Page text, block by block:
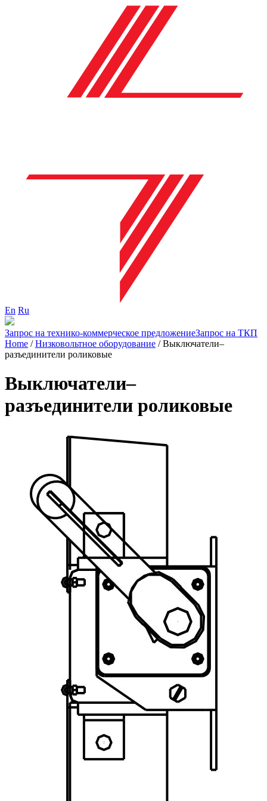
En Ru
Запрос на технико-коммерческое предложениеЗапрос на ТКП
Home /Низковольтное оборудование /Выключатели–
разъединители роликовые
Выключатели–
разъединители роликовые